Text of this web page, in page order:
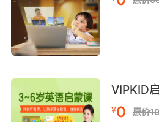
枝形吊灯从20英尺高的地方
8. I was going for a
has a chandelier in her
我想说的是一个坚强戒瘾
女人
VIPKID
¥0 原价